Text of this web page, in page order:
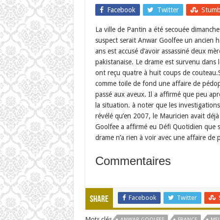
Facebook Twitter
La ville de Pantin a été secouée
suspect serait Anwar Goolfee un ancien
ans est accusé d’avoir assassiné deux
pakistanaise. Le drame est survenu dans
ont reçu quatre à huit coups de
comme toile de fond une affaire de
passé aux aveux. Il a affirmé que peu
la situation. à noter que les
révélé qu’en 2007, le Mauricien avait
Goolfee a affirmé eu Défi Quotidien que
drame n’a rien à voir avec une affaire de
Commentaires
Share Facebook Twitter